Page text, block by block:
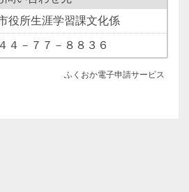
役所生涯学習課文化係
４－７７－８８３６
ふくおか電子申請サービス